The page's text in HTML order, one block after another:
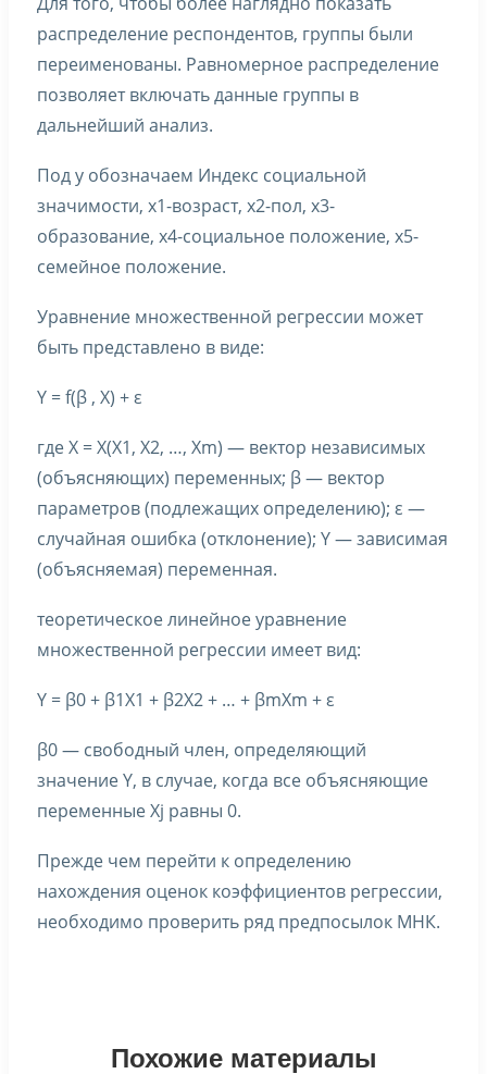
распределение респондентов, группы были
переименованы. Равномерное распределение
позволяет включать данные группы в
дальнейший анализ.
Под у обозначаем Индекс социальной
значимости, х1-возраст, х2-пол, х3-
образование, х4-социальное положение, х5-
семейное положение.
Уравнение множественной регрессии может
быть представлено в виде:
Y = f(β , X) + ε
где X = X(X1, X2, …, Xm) — вектор независимых
(объясняющих) переменных; β — вектор
параметров (подлежащих определению); ε —
случайная ошибка (отклонение); Y — зависимая
(объясняемая) переменная.
теоретическое линейное уравнение
множественной регрессии имеет вид:
Y = β0 + β1X1 + β2X2 + … + βmXm + ε
β0 — свободный член, определяющий
значение Y, в случае, когда все объясняющие
переменные Xj равны 0.
Прежде чем перейти к определению
нахождения оценок коэффициентов регрессии,
необходимо проверить ряд предпосылок МНК.
Похожие материалы